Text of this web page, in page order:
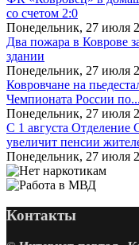
со счетом 2:0
Понедельник, 27 июля
Два пожара в Коврове
здании
Понедельник, 27 июля
Ковровчане на
Чемпионата России по...
Понедельник, 27 июля
С 1 августа
увеличит пенсии
Понедельник, 27 июля
Контакты